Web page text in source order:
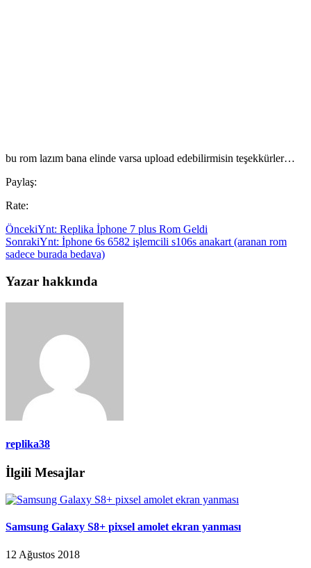
bu rom lazım bana elinde varsa upload edebilirmisin teşekkürler…
Paylaş:
Rate:
ÖncekiYnt: Replika İphone 7 plus Rom Geldi
SonrakiYnt: İphone 6s 6582 işlemcili s106s anakart (aranan rom
sadece burada bedava)
Yazar hakkında
replika38
İlgili Mesajlar
Samsung Galaxy S8+ pixsel amolet ekran yanması
12 Ağustos 2018